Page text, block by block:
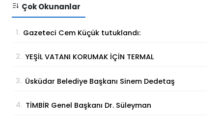
Çok Okunanlar
1. Gazeteci Cem Küçük tutuklandı:
Soruşturmada yeni gelişme
2. YEŞİL VATANI KORUMAK İÇİN TERMAL
3. Üsküdar Belediye Başkanı Sinem Dedetaş
tutuklandı
4. TİMBİR Genel Başkanı Dr. Süleyman